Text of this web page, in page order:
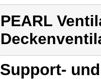
PEARL
Support-